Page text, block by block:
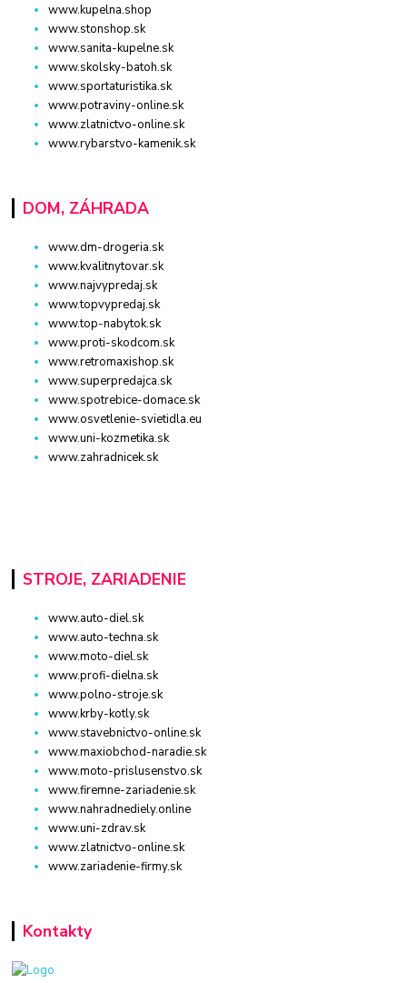
www.kupelna.shop
www.stonshop.sk
www.sanita-kupelne.sk
www.skolsky-batoh.sk
www.sportaturistika.sk
www.potraviny-online.sk
www.zlatnictvo-online.sk
www.rybarstvo-kamenik.sk
DOM, ZÁHRADA
www.dm-drogeria.sk
www.kvalitnytovar.sk
www.najvypredaj.sk
www.topvypredaj.sk
www.top-nabytok.sk
www.proti-skodcom.sk
www.retromaxishop.sk
www.superpredajca.sk
www.spotrebice-domace.sk
www.osvetlenie-svietidla.eu
www.uni-kozmetika.sk
www.zahradnicek.sk
STROJE, ZARIADENIE
www.auto-diel.sk
www.auto-techna.sk
www.moto-diel.sk
www.profi-dielna.sk
www.polno-stroje.sk
www.krby-kotly.sk
www.stavebnictvo-online.sk
www.maxiobchod-naradie.sk
www.moto-prislusenstvo.sk
www.firemne-zariadenie.sk
www.nahradnediely.online
www.uni-zdrav.sk
www.zlatnictvo-online.sk
www.zariadenie-firmy.sk
Kontakty